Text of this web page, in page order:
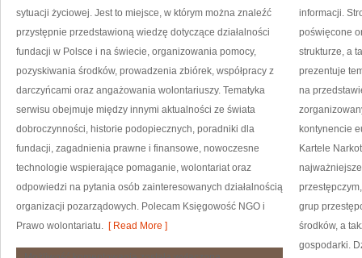
sytuacji życiowej. Jest to miejsce, w którym można znaleźć
przystępnie przedstawioną wiedzę dotyczące działalności
fundacji w Polsce i na świecie, organizowania pomocy,
pozyskiwania środków, prowadzenia zbiórek, współpracy z
darczyńcami oraz angażowania wolontariuszy. Tematyka
serwisu obejmuje między innymi aktualności ze świata
dobroczynności, historie podopiecznych, poradniki dla
fundacji, zagadnienia prawne i finansowe, nowoczesne
technologie wspierające pomaganie, wolontariat oraz
odpowiedzi na pytania osób zainteresowanych działalnością
organizacji pozarządowych. Polecam Księgowość NGO i
Prawo wolontariatu. [ Read More ]
informacji.
poświęcone
strukturze, a
prezentuje
na
kontynencie
Kartele
grup
środków, a
gospodarki.